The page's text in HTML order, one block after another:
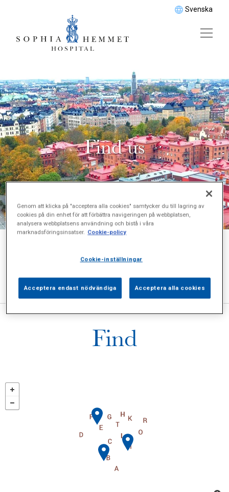
Svenska
Find us
Find
Genom att klicka på "acceptera alla cookies" samtycker du till lagring av
cookies på din enhet för att förbättra navigeringen på webbplatsen,
analysera webbplatsens användning och bistå i våra
marknadsföringsinsatser. Cookie-policy
Cookie-inställningar
Acceptera endast nödvändiga Acceptera alla cookies